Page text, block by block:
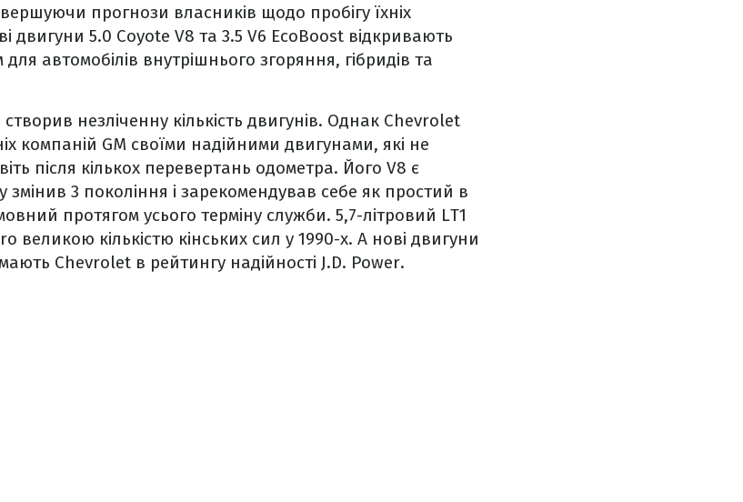
прогнози власників щодо пробігу їхніх
двигуни 5.0 Coyote V8 та 3.5 V6 EcoBoost відкривають
автомобілів внутрішнього згоряння, гібридів та
незліченну кількість двигунів. Однак Chevrolet
компаній GM своїми надійними двигунами, які не
після кількох перевертань одометра. Його V8 є
змінив 3 покоління і зарекомендував себе як простий в
протягом усього терміну служби. 5,7-літровий LT1
великою кількістю кінських сил у 1990-х. А нові двигуни
Chevrolet в рейтингу надійності J.D. Power.